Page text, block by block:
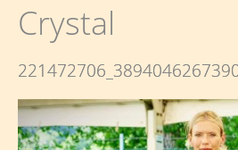
Crystal